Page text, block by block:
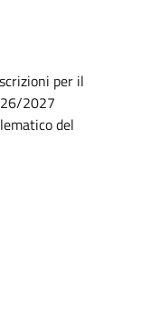
per il
2027
del